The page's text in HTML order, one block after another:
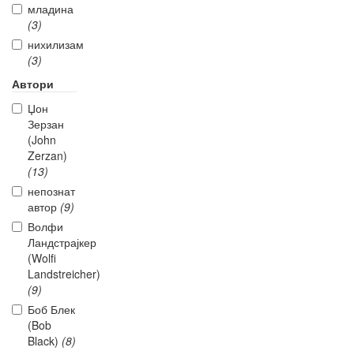
младина
(3)
нихилизам
(3)
Автори
Џон
Зерзан
(John
Zerzan)
(13)
непознат
автор (9)
Волфи
Ландстрајкер
(Wolfi
Landstreicher)
(9)
Боб Блек
(Bob
Black) (8)